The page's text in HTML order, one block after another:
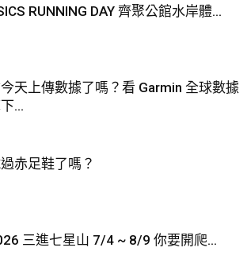
RUNNING DAY 齊聚公館水岸體...
天上傳數據了嗎？看 Garmin 全球數據
...
赤足鞋了嗎？
三進七星山 7/4 ~ 8/9 你要開爬...